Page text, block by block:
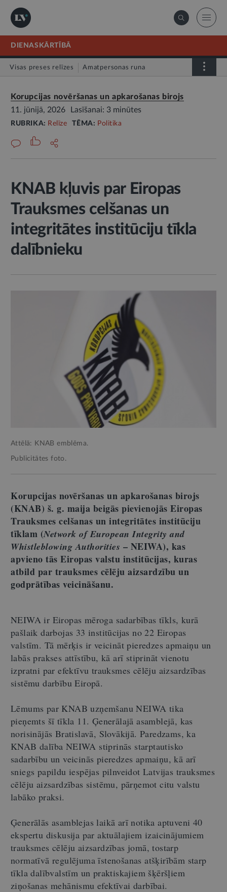
DIENASKĀRTĪBĀ
Visas preses relīzes Amatpersonas runa
Korupcijas novēršanas un apkarošanas birojs
11. jūnijā, 2026
Lasīšanai: 3 minūtes
RUBRIKA: Relīze TĒMA: Politika
KNAB kļuvis par Eiropas
Trauksmes celšanas un
integritātes institūciju tīkla
dalībnieku
Attēlā: KNAB emblēma.
Publicitātes foto.
Korupcijas novēršanas un apkarošanas birojs
(KNAB) š. g. maija beigās pievienojās Eiropas
Trauksmes celšanas un integritātes institūciju
tīklam (Network of European Integrity and
Whistleblowing Authorities – NEIWA), kas
apvieno tās Eiropas valstu institūcijas, kuras
atbild par trauksmes cēlēju aizsardzību un
godprātības veicināšanu.
NEIWA ir Eiropas mēroga sadarbības tīkls, kurā
pašlaik darbojas 33 institūcijas no 22 Eiropas
valstīm. Tā mērķis ir veicināt pieredzes apmaiņu un
labās prakses attīstību, kā arī stiprināt vienotu
izpratni par efektīvu trauksmes cēlēju aizsardzības
sistēmu darbību Eiropā.
Lēmums par KNAB uzņemšanu NEIWA tika
pieņemts šī tīkla 11. Ģenerālajā asamblejā, kas
norisinājās Bratislavā, Slovākijā. Paredzams, ka
KNAB dalība NEIWA stiprinās starptautisko
sadarbību un veicinās pieredzes apmaiņu, kā arī
sniegs papildu iespējas pilnveidot Latvijas trauksmes
cēlēju aizsardzības sistēmu, pārņemot citu valstu
labāko praksi.
Ģenerālās asamblejas laikā arī notika aptuveni 40
ekspertu diskusija par aktuālajiem izaicinājumiem
trauksmes cēlēju aizsardzības jomā, tostarp
normatīvā regulējuma īstenošanas atšķirībām starp
tīkla dalībvalstīm un praktiskajiem šķēršļiem
ziņošanas mehānismu efektīvai darbībai.